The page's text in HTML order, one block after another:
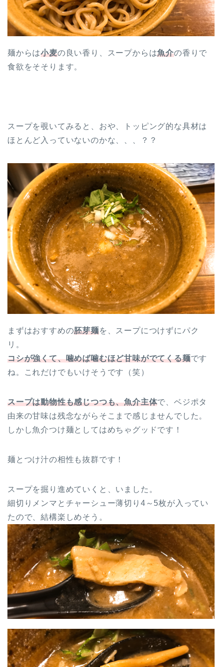
麺からは小麦の良い香り、スープからは魚介の香りで
食欲をそそります。
スープを覗いてみると、おや、トッピング的な具材は
ほとんど入っていないのかな、、、？？
まずはおすすめの胚芽麺を、スープにつけずにパク
リ。
コシが強くて、噛めば噛むほど甘味がでてくる麺です
ね。これだけでもいけそうです（笑）
スープは動物性も感じつつも、魚介主体で、ベジポタ
由来の甘味は残念ながらそこまで感じませんでした。
しかし魚介つけ麺としてはめちゃグッドです！
麺とつけ汁の相性も抜群です！
スープを掘り進めていくと、いました。
細切りメンマとチャーシュー薄切り4～5枚が入ってい
たので、結構楽しめそう。